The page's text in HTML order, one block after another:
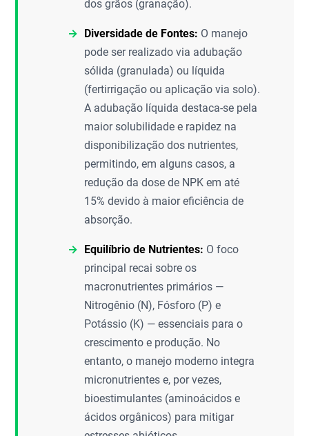
dos grãos (granação).
Diversidade de Fontes: O manejo
pode ser realizado via adubação
sólida (granulada) ou líquida
(fertirrigação ou aplicação via solo).
A adubação líquida destaca-se pela
maior solubilidade e rapidez na
disponibilização dos nutrientes,
permitindo, em alguns casos, a
redução da dose de NPK em até
15% devido à maior eficiência de
absorção.
Equilíbrio de Nutrientes: O foco
principal recai sobre os
macronutrientes primários —
Nitrogênio (N), Fósforo (P) e
Potássio (K) — essenciais para o
crescimento e produção. No
entanto, o manejo moderno integra
micronutrientes e, por vezes,
bioestimulantes (aminoácidos e
ácidos orgânicos) para mitigar